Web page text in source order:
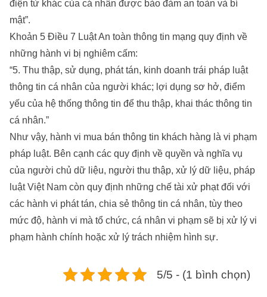
điện tử khác của cá nhân được bảo đảm an toàn và bí
mật”.
Khoản 5 Điều 7 Luật An toàn thông tin mạng quy định về
những hành vi bị nghiêm cấm:
“5. Thu thập, sử dụng, phát tán, kinh doanh trái pháp luật
thông tin cá nhân của người khác; lợi dụng sơ hở, điểm
yếu của hệ thống thông tin để thu thập, khai thác thông tin
cá nhân.”
Như vậy, hành vi mua bán thông tin khách hàng là vi phạm
pháp luật. Bên cạnh các quy định về quyền và nghĩa vụ
của người chủ dữ liệu, người thu thập, xử lý dữ liệu, pháp
luật Việt Nam còn quy định những chế tài xử phạt đối với
các hành vi phát tán, chia sẻ thông tin cá nhân, tùy theo
mức độ, hành vi mà tổ chức, cá nhân vi phạm sẽ bị xử lý vi
phạm hành chính hoặc xử lý trách nhiệm hình sự.
5/5 - (1 bình chọn)